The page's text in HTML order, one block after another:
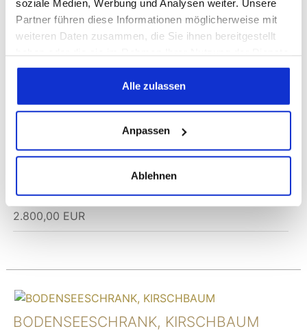
soziale Medien, Werbung und Analysen weiter. Unsere
Partner führen diese Informationen möglicherweise mit
weiteren Daten zusammen, die Sie ihnen bereitgestellt
gesammelt haben.
Alle zulassen
Anpassen
Ablehnen
Kirschbaum/Birnbaum? massiv
süddeutsch um 1790
Maße: B 166 cm, T 61 cm, H 197 cm
4.800,00 EUR
2.800,00 EUR
BODENSEESCHRANK, KIRSCHBAUM